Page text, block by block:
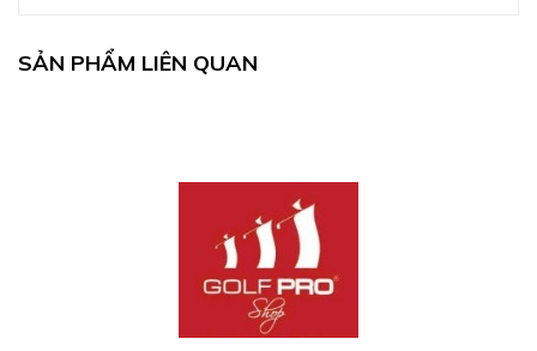
SẢN PHẨM LIÊN QUAN